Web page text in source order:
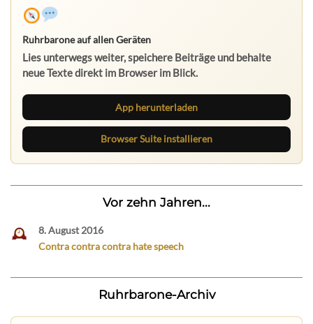
Ruhrbarone auf allen Geräten
Lies unterwegs weiter, speichere Beiträge und behalte
neue Texte direkt im Browser im Blick.
App herunterladen
Browser Suite installieren
Vor zehn Jahren...
8. August 2016
Contra contra contra hate speech
Ruhrbarone-Archiv